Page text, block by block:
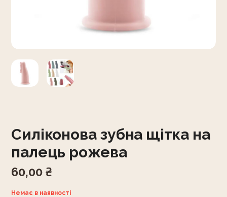
Силіконова зубна щітка на
палець рожева
60,00₴
Немає в наявності